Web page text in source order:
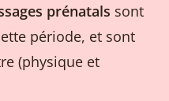
prénatals sont
période, et sont
(physique et